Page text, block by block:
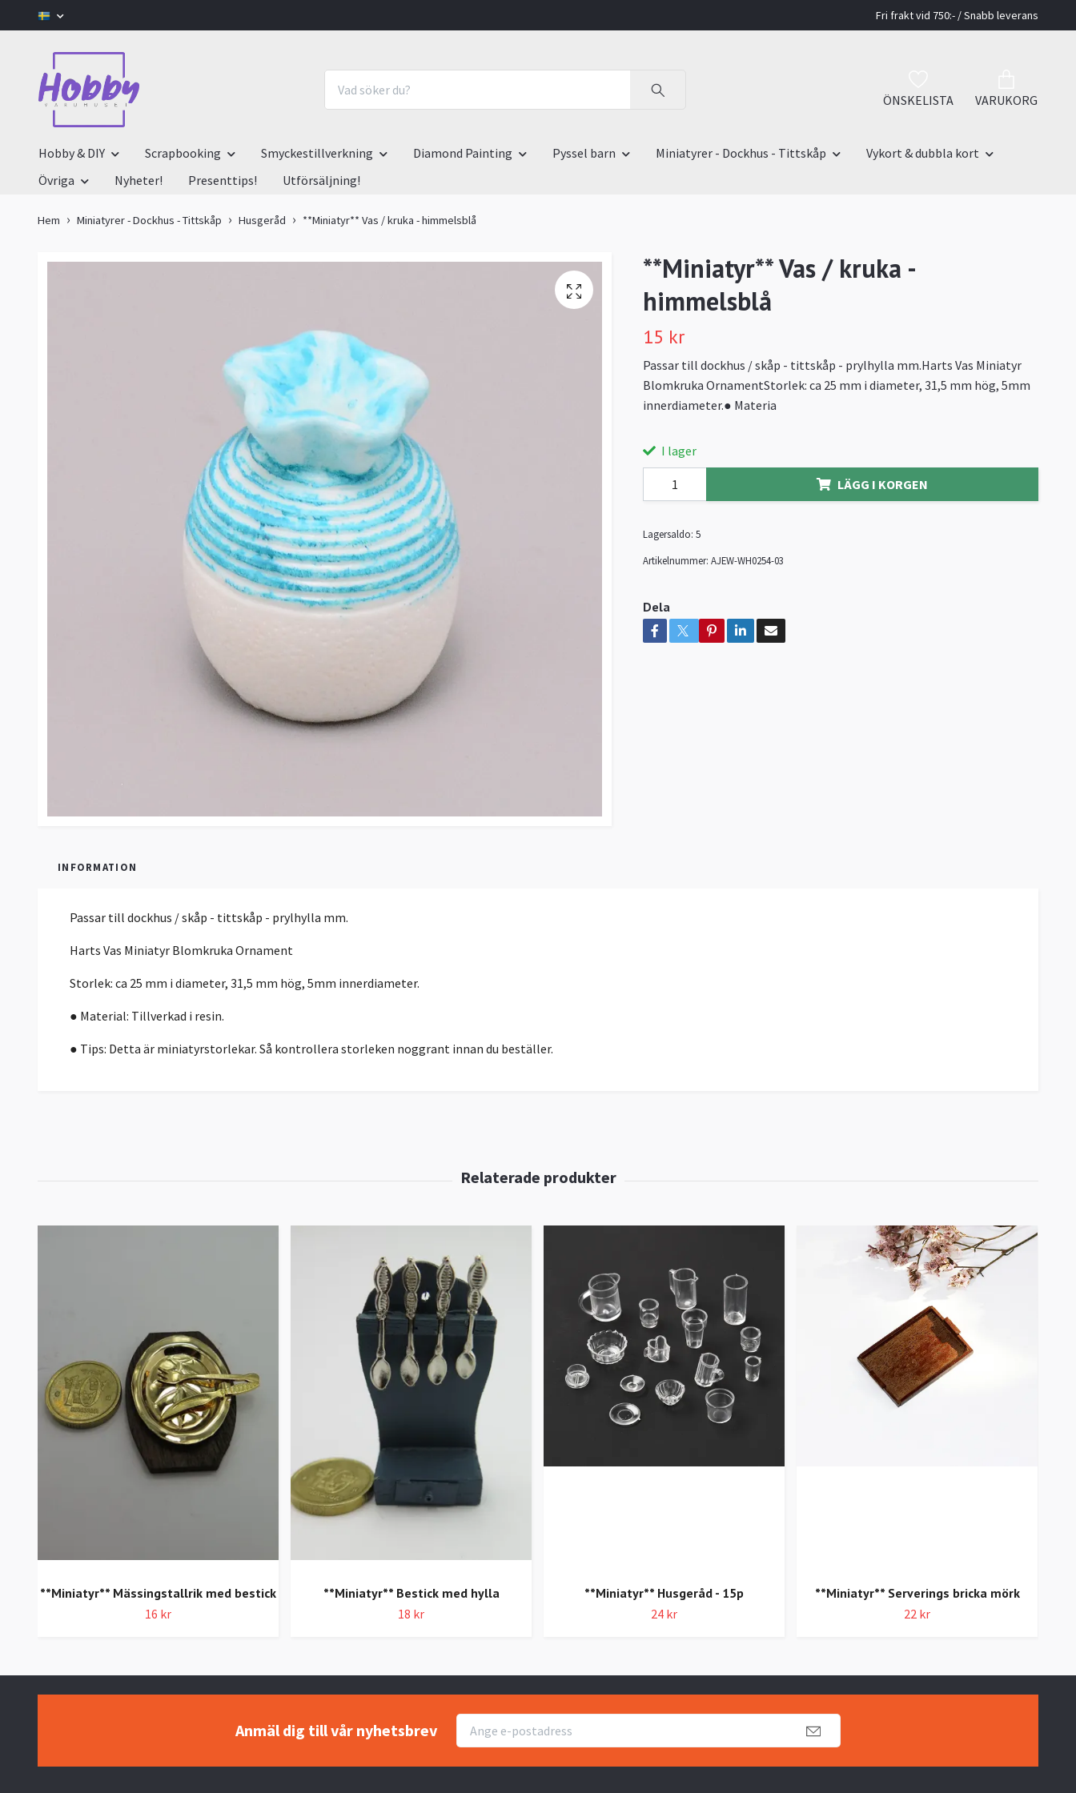
Fri frakt vid 750:- / Snabb leverans
ÖNSKELISTA VARUKORG
Hobby & DIY Scrapbooking Smyckestillverkning Diamond Painting Pyssel barn Miniatyrer - Dockhus - Tittskåp
Vykort & dubbla kort
Övriga
Nyheter! Presenttips! Utförsäljning!
Hem Miniatyrer - Dockhus - Tittskåp Husgeråd **Miniatyr** Vas / kruka - himmelsblå
**Miniatyr** Vas / kruka -
himmelsblå
15 kr
Passar till dockhus / skåp - tittskåp - prylhylla mm.Harts Vas Miniatyr
Blomkruka OrnamentStorlek: ca 25 mm i diameter, 31,5 mm hög, 5mm
innerdiameter.● Materia
I lager
LÄGG I KORGEN
Lagersaldo: 5
Artikelnummer: AJEW-WH0254-03
Dela
INFORMATION
Passar till dockhus / skåp - tittskåp - prylhylla mm.
Harts Vas Miniatyr Blomkruka Ornament
Storlek: ca 25 mm i diameter, 31,5 mm hög, 5mm innerdiameter.
● Material: Tillverkad i resin.
● Tips: Detta är miniatyrstorlekar. Så kontrollera storleken noggrant innan du beställer.
**Miniatyr** Mässingstallrik med bestick
16 kr
**Miniatyr** Bestick med hylla
18 kr
**Miniatyr** Husgeråd - 15p
24 kr
**Miniatyr** Serverings bricka mörk
22 kr
Anmäl dig till vår nyhetsbrev